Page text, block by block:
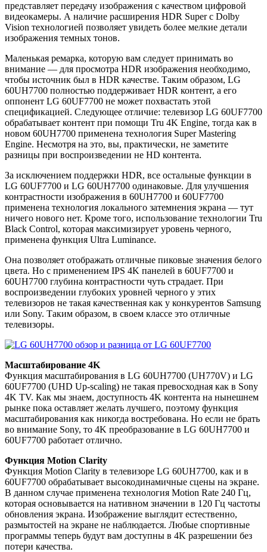
представляет передачу изображения с качеством цифровой
видеокамеры. А наличие расширения HDR Super с Dolby
Vision технологией позволяет увидеть более мелкие детали
изображения темных тонов.
Маленькая ремарка, которую вам следует принимать во
внимание — для просмотра HDR изображения необходимо,
чтобы источник был в HDR качестве. Таким образом, LG
60UH7700 полностью поддерживает HDR контент, а его
оппонент LG 60UF7700 не может похвастать этой
спецификацией. Следующее отличие: телевизор LG 60UF7700
обрабатывает контент при помощи Tru 4K Engine, тогда как в
новом 60UH7700 применена технология Super Mastering
Engine. Несмотря на это, вы, практически, не заметите
разницы при воспроизведении не HD контента.
За исключением поддержки HDR, все остальные функции в
LG 60UF7700 и LG 60UH7700 одинаковые. Для улучшения
контрастности изображения в 60UH7700 и 60UF7700
применена технология локального затемнения экрана — тут
ничего нового нет. Кроме того, использование технологии Tru
Black Control, которая максимизирует уровень черного,
применена функция Ultra Luminance.
Она позволяет отображать отличные пиковые значения белого
цвета. Но с применением IPS 4K панелей в 60UF7700 и
60UH7700 глубина контрастности чуть страдает. При
воспроизведении глубоких уровней черного у этих
телевизоров не такая качественная как у конкурентов Samsung
или Sony. Таким образом, в своем классе это отличные
телевизоры.
Масштабирование 4K
Функция масштабирования в LG 60UH7700 (UH770V) и LG
60UF7700 (UHD Up-scaling) не такая превосходная как в Sony
4K TV. Как мы знаем, доступность 4K контента на нынешнем
рынке пока оставляет желать лучшего, поэтому функция
масштабирования как никогда востребована. Но если не брать
во внимание Sony, то 4K преобразование в LG 60UH7700 и
60UF7700 работает отлично.
Функция Motion Clarity
Функция Motion Clarity в телевизоре LG 60UH7700, как и в
60UF7700 обрабатывает высокодинамичные сцены на экране.
В данном случае применена технология Motion Rate 240 Гц,
которая основывается на нативном значении в 120 Гц частоты
обновления экрана. Изображение выглядит естественно,
размытостей на экране не наблюдается. Любые спортивные
программы теперь будут вам доступны в 4K разрешении без
потери качества.